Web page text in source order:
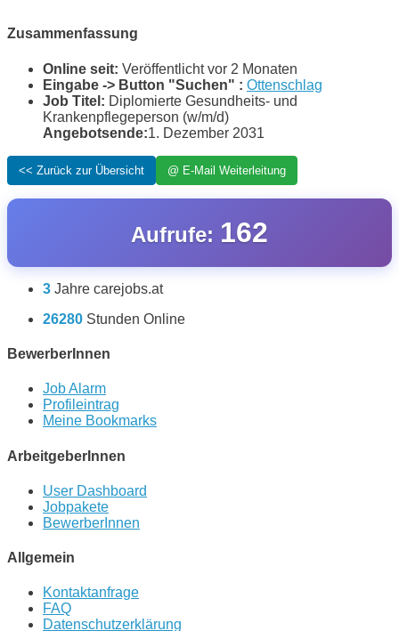
Zusammenfassung
Online seit: Veröffentlicht vor 2 Monaten
Eingabe -> Button "Suchen" : Ottenschlag
Job Titel: Diplomierte Gesundheits- und
Krankenpflegeperson (w/m/d)
Angebotsende:1. Dezember 2031
Aufrufe: 162
3 Jahre carejobs.at
26280 Stunden Online
BewerberInnen
Job Alarm
Profileintrag
Meine Bookmarks
ArbeitgeberInnen
User Dashboard
Jobpakete
BewerberInnen
Allgemein
Kontaktanfrage
FAQ
Datenschutzerklärung